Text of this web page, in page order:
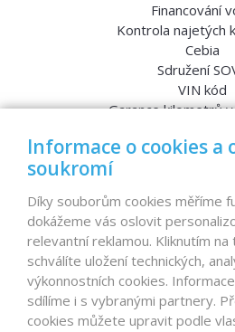
Financování
Kontrola najetých
Cebia
Sdružení
VIN kód
Garance kilometrů
Nabídka
Reference
Dovoz aut na míru – pro
Garanční
Prodat
Finance
Informace o cookies a
soukromí
Díky souborům cookies měříme
dokážeme vás oslovit
relevantní reklamou. Kliknutím na
schválíte uložení technických,
výkonnostních cookies.
sdílíme i s vybranými partnery.
cookies můžete upravit podle